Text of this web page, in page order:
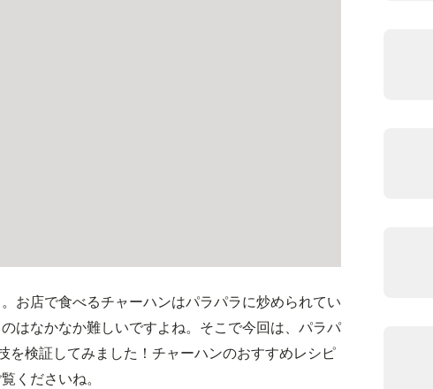
お店で食べるチャーハンはパラパラに炒められてい
はなかなか難しいですよね。そこで今回は、パラパ
を検証してみました！チャーハンのおすすめレシピ
くださいね。